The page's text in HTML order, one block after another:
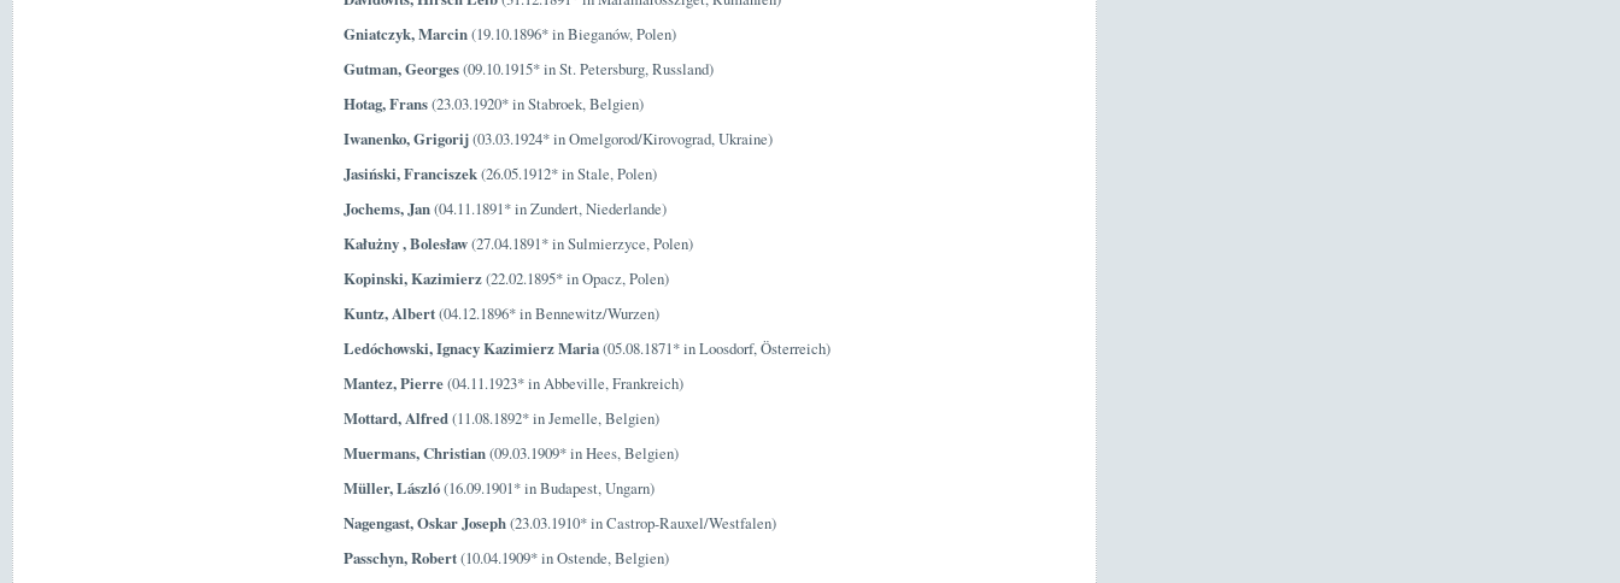
Gniatczyk, Marcin(19.10.1896* in Bieganów, Polen)
Gutman, Georges(09.10.1915* in St. Petersburg, Russland)
Hotag, Frans(23.03.1920* in Stabroek, Belgien)
Iwanenko, Grigorij(03.03.1924* in Omelgorod/Kirovograd, Ukraine)
Jasiński, Franciszek(26.05.1912* in Stale, Polen)
Jochems, Jan(04.11.1891* in Zundert, Niederlande)
Kałużny , Bolesław(27.04.1891* in Sulmierzyce, Polen)
Kopinski, Kazimierz(22.02.1895* in Opacz, Polen)
Kuntz, Albert(04.12.1896* in Bennewitz/Wurzen)
Ledóchowski, Ignacy Kazimierz Maria(05.08.1871* in Loosdorf, Österreich)
Mantez, Pierre(04.11.1923* in Abbeville, Frankreich)
Mottard, Alfred(11.08.1892* in Jemelle, Belgien)
Muermans, Christian(09.03.1909* in Hees, Belgien)
Müller, László(16.09.1901* in Budapest, Ungarn)
Nagengast, Oskar Joseph(23.03.1910* in Castrop-Rauxel/Westfalen)
Passchyn, Robert(10.04.1909* in Ostende, Belgien)